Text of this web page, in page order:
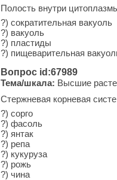
Полость внутри
?) сократительная вакуоль
?) вакуоль
?) пластиды
?) пищеварительная
Вопрос id:67989
Тема/шкала: Высшие
Стержневая корневая
?) сорго
?) фасоль
?) янтак
?) репа
?) кукуруза
?) рожь
?) чина